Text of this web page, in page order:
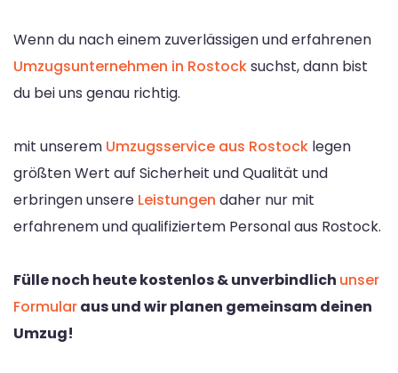
Wenn du nach einem zuverlässigen und erfahrenen
Umzugsunternehmen in Rostocksuchst, dann bist
du bei uns genau richtig.
mit unserem Umzugsservice aus Rostock legen
größten Wert auf Sicherheit und Qualität und
erbringen unsere Leistungen daher nur mit
erfahrenem und qualifiziertem Personal aus Rostock.
Fülle noch heute kostenlos & unverbindlich unser
Formularaus und wir planen gemeinsam deinen
Umzug!